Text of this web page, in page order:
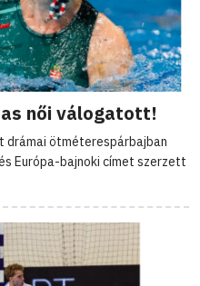
női válogatott!
ötméterespárbajban
Európa-bajnoki címet szerzett